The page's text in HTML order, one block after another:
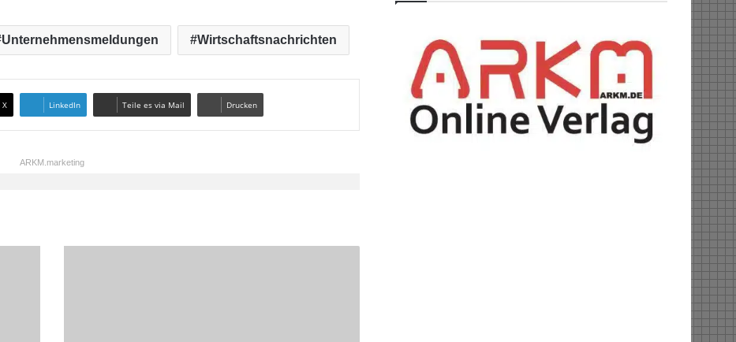
Unternehmensmeldungen Wirtschaftsnachrichten
X LinkedIn Teile es via Mail Drucken
ARKM.marketing